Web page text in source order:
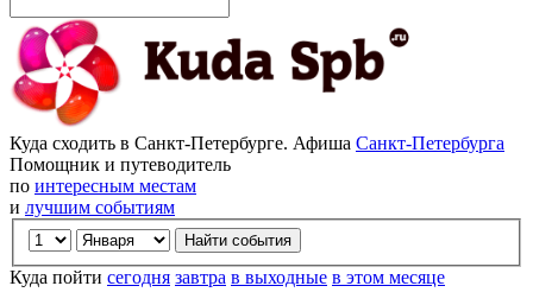
Куда сходить в Санкт-Петербурге. Афиша Санкт-Петербурга
Помощник и путеводитель
по интересным местам
и лучшим событиям
Куда пойти сегодня завтра в выходные в этом месяце